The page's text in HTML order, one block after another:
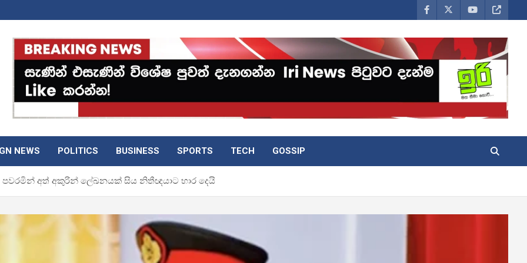
NEWS POLITICS BUSINESS SPORTS TECH GOSSIP
අත් අකුරින් ලේඛනයක් සිය නිතීඥයාට භාර දෙයි